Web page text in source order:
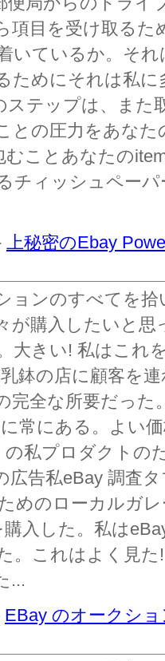
項目を受け取る
いているか。そ
ためにそれは私
ステップは、また
との圧力をあな
むことあなたの
チィッシュペー
上秘密のEbay
ョンのすべてを
が購入したいと
大きい! 私はこれ
鉢の店に顧客を
完全な所要だった
常にある。よい
私プロダクトの
広告私eBay 調査
めのローカルガ
購入した。私は
。これはよく見
...
EBay のオークシ